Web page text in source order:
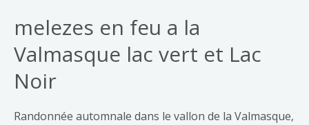
melezes en feu a la
Valmasque lac vert et Lac
Noir
Randonnée automnale dans le vallon de la Valmasque,